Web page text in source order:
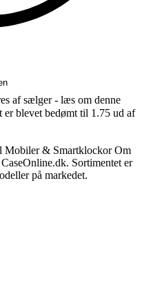
af sælger - læs om denne
er blevet bedømt til 1.75 ud af
Mobiler & Smartklockor Om
Sortimentet er
på markedet.